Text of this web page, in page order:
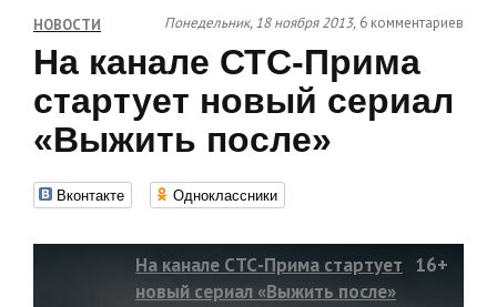
НОВОСТИ Понедельник, 18 ноября 2013, 6 комментариев
На канале СТС-Прима
стартует новый сериал
«Выжить после»
Вконтакте Одноклассники
На канале СТС-Прима стартует
новый сериал «Выжить после»
16+